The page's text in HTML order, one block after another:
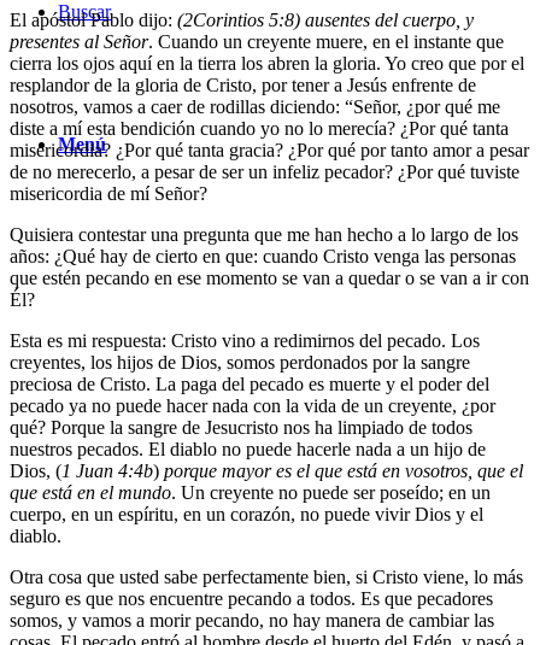
Buscar
Menú
El apóstol Pablo dijo: (2Corintios 5:8) ausentes del cuerpo, y
presentes al Señor. Cuando un creyente muere, en el instante que
cierra los ojos aquí en la tierra los abren la gloria. Yo creo que por el
resplandor de la gloria de Cristo, por tener a Jesús enfrente de
nosotros, vamos a caer de rodillas diciendo: “Señor, ¿por qué me
diste a mí esta bendición cuando yo no lo merecía? ¿Por qué tanta
misericordia? ¿Por qué tanta gracia? ¿Por qué por tanto amor a pesar
de no merecerlo, a pesar de ser un infeliz pecador? ¿Por qué tuviste
misericordia de mí Señor?
Quisiera contestar una pregunta que me han hecho a lo largo de los
años: ¿Qué hay de cierto en que: cuando Cristo venga las personas
que estén pecando en ese momento se van a quedar o se van a ir con
Él?
Esta es mi respuesta: Cristo vino a redimirnos del pecado. Los
creyentes, los hijos de Dios, somos perdonados por la sangre
preciosa de Cristo. La paga del pecado es muerte y el poder del
pecado ya no puede hacer nada con la vida de un creyente, ¿por
qué? Porque la sangre de Jesucristo nos ha limpiado de todos
nuestros pecados. El diablo no puede hacerle nada a un hijo de
Dios, (1 Juan 4:4b) porque mayor es el que está en vosotros, que el
que está en el mundo. Un creyente no puede ser poseído; en un
cuerpo, en un espíritu, en un corazón, no puede vivir Dios y el
diablo.
Otra cosa que usted sabe perfectamente bien, si Cristo viene, lo más
seguro es que nos encuentre pecando a todos. Es que pecadores
somos, y vamos a morir pecando, no hay manera de cambiar las